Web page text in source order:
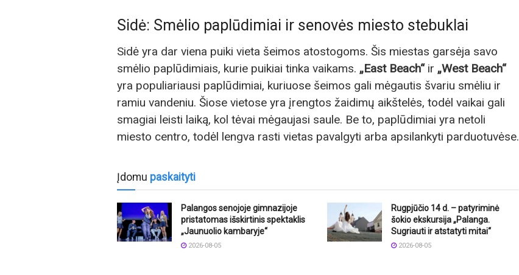
Sidė: Smėlio paplūdimiai ir senovės miesto stebuklai
Sidė yra dar viena puiki vieta šeimos atostogoms. Šis miestas garsėja savo
smėlio paplūdimiais, kurie puikiai tinka vaikams. „East Beach“ir „West Beach“
yra populiariausi paplūdimiai, kuriuose šeimos gali mėgautis švariu smėliu ir
ramiu vandeniu. Šiose vietose yra įrengtos žaidimų aikštelės, todėl vaikai gali
smagiai leisti laiką, kol tėvai mėgaujasi saule. Be to, paplūdimiai yra netoli
miesto centro, todėl lengva rasti vietas pavalgyti arba apsilankyti parduotuvėse.
Įdomu paskaityti
Palangos senojoje gimnazijoje
pristatomas išskirtinis spektaklis
„Jaunuolio kambaryje“
2026-08-05
Rugpjūčio 14 d. – patyriminė
šokio ekskursija „Palanga.
Sugriauti ir atstatyti mitai“
2026-08-05